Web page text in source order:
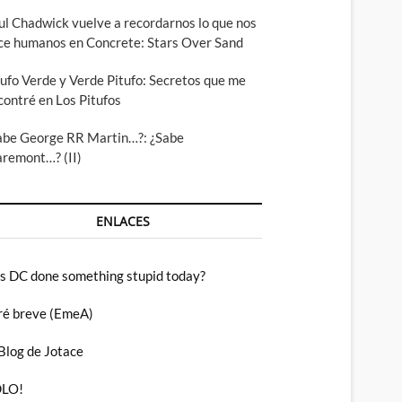
Chadwick vuelve a recordarnos lo que nos
humanos en Concrete: Stars Over Sand
Verde y Verde Pitufo: Secretos que me
en Los Pitufos
George RR Martin…?: ¿Sabe
(II)
ENLACES
DC done something stupid today?
breve (EmeA)
de Jotace